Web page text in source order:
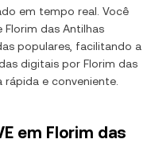
em tempo real. Você
Florim das Antilhas
populares, facilitando a
digitais por Florim das
rápida e conveniente.
em Florim das